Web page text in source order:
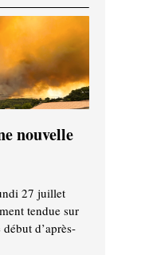
nouvelle
27 juillet
tendue sur
d’après-